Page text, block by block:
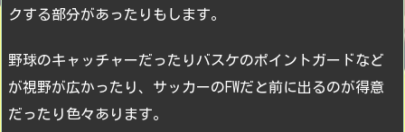
クする部分があったりもします。
野球のキャッチャーだったりバスケのポイントガードなど
が視野が広かったり、サッカーのFWだと前に出るのが得意
だったり色々あります。